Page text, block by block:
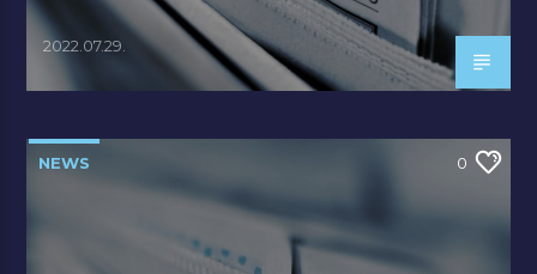
2022.07.29.
NEWS 0